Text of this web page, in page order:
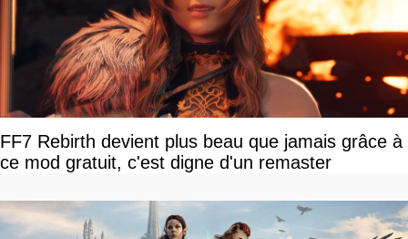
FF7 Rebirth devient plus beau que jamais grâce à
ce mod gratuit, c'est digne d'un remaster